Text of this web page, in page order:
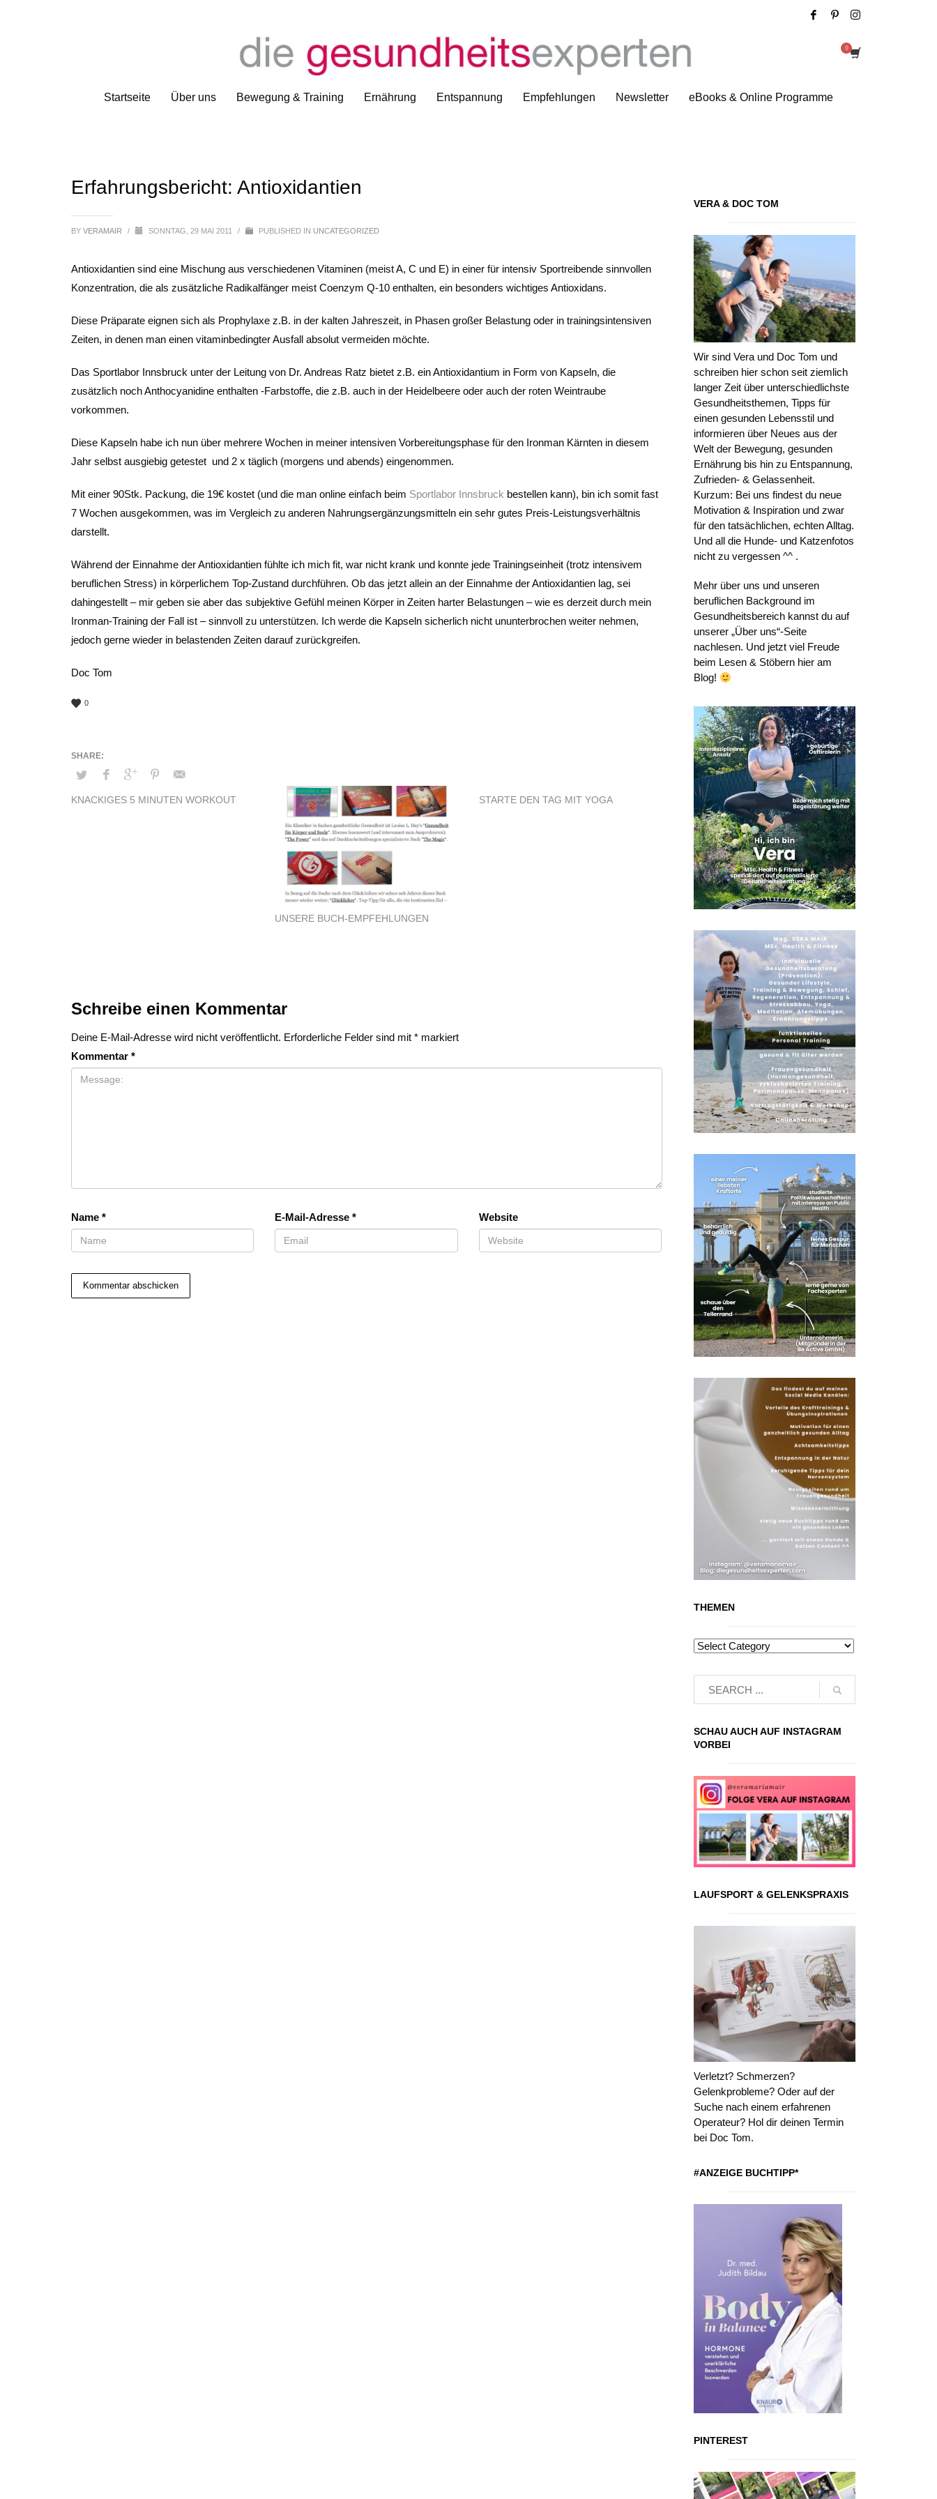
Startseite Über uns Bewegung & Training Ernährung Entspannung Empfehlungen Newsletter eBooks & Online Programme
Erfahrungsbericht: Antioxidantien
Erfahrungsbericht: Antioxidantien
BY VERAMAIR / SONNTAG, 29 MAI 2011 / PUBLISHED IN UNCATEGORIZED
Antioxidantien sind eine Mischung aus verschiedenen Vitaminen (meist A, C und E) in einer für intensiv Sportreibende sinnvollen
Konzentration, die als zusätzliche Radikalfänger meist Coenzym Q-10 enthalten, ein besonders wichtiges Antioxidans.
Diese Präparate eignen sich als Prophylaxe z.B. in der kalten Jahreszeit, in Phasen großer Belastung oder in trainingsintensiven
Zeiten, in denen man einen vitaminbedingter Ausfall absolut vermeiden möchte.
Das Sportlabor Innsbruck unter der Leitung von Dr. Andreas Ratz bietet z.B. ein Antioxidantium in Form von Kapseln, die
zusätzlich noch Anthocyanidine enthalten -Farbstoffe, die z.B. auch in der Heidelbeere oder auch der roten Weintraube
vorkommen.
Diese Kapseln habe ich nun über mehrere Wochen in meiner intensiven Vorbereitungsphase für den Ironman Kärnten in diesem
Jahr selbst ausgiebig getestet und 2 x täglich (morgens und abends) eingenommen.
Mit einer 90Stk. Packung, die 19€ kostet (und die man online einfach beim Sportlabor Innsbruck bestellen kann), bin ich somit fast
7 Wochen ausgekommen, was im Vergleich zu anderen Nahrungsergänzungsmitteln ein sehr gutes Preis-Leistungsverhältnis
darstellt.
Während der Einnahme der Antioxidantien fühlte ich mich fit, war nicht krank und konnte jede Trainingseinheit (trotz intensivem
beruflichen Stress) in körperlichem Top-Zustand durchführen. Ob das jetzt allein an der Einnahme der Antioxidantien lag, sei
dahingestellt – mir geben sie aber das subjektive Gefühl meinen Körper in Zeiten harter Belastungen – wie es derzeit durch mein
Ironman-Training der Fall ist – sinnvoll zu unterstützen. Ich werde die Kapseln sicherlich nicht ununterbrochen weiter nehmen,
jedoch gerne wieder in belastenden Zeiten darauf zurückgreifen.
Doc Tom
0
KNACKIGES 5 MINUTEN WORKOUT
UNSERE BUCH-EMPFEHLUNGEN
STARTE DEN TAG MIT YOGA
Schreibe einen Kommentar
Deine E-Mail-Adresse wird nicht veröffentlicht. Erforderliche Felder sind mit * markiert
Kommentar *
Name * E-Mail-Adresse* Website
VERA & DOC TOM
Wir sind Vera und Doc Tom und
schreiben hier schon seit ziemlich
langer Zeit über unterschiedlichste
Gesundheitsthemen, Tipps für
einen gesunden Lebensstil und
informieren über Neues aus der
Welt der Bewegung, gesunden
Ernährung bis hin zu Entspannung,
Zufrieden- & Gelassenheit.
Kurzum: Bei uns findest du neue
Motivation & Inspiration und zwar
für den tatsächlichen, echten Alltag.
Und all die Hunde- und Katzenfotos
nicht zu vergessen ^^ .
Mehr über uns und unseren
beruflichen Background im
Gesundheitsbereich kannst du auf
unserer „Über uns“-Seite
nachlesen. Und jetzt viel Freude
beim Lesen & Stöbern hier am
Blog!
THEMEN
SCHAU AUCH AUF INSTAGRAM
VORBEI
LAUFSPORT & GELENKSPRAXIS
Verletzt? Schmerzen?
Gelenkprobleme? Oder auf der
Suche nach einem erfahrenen
Operateur? Hol dir deinen Termin
bei Doc Tom.
#ANZEIGE BUCHTIPP*
PINTEREST